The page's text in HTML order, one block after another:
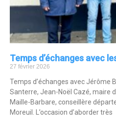
Temps d’échanges avec
27 février 2026
Temps d’échanges avec Jérôme
Santerre, Jean-Noël Cazé, maire
Maille-Barbare, conseillère
Moreuil. L’occasion d’aborder très